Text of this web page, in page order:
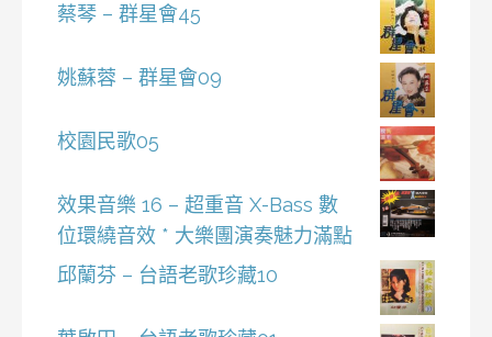
蔡琴 – 群星會45
姚蘇蓉 – 群星會09
校園民歌05
效果音樂 16 – 超重音 X-Bass 數
位環繞音效 * 大樂團演奏魅力滿點
邱蘭芬 – 台語老歌珍藏10